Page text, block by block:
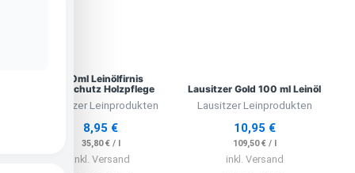
250ml Leinölfirnis
Holzschutz Holzpflege
Lausitzer Leinprodukten
8,95 €
35,80€/
inkl. Versand
Lausitzer Gold 100 ml Leinöl
Lausitzer Leinprodukten
10,95 €
109,50€/
inkl. Versand